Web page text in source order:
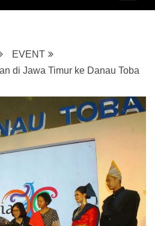
EVENT
di Jawa Timur ke Danau Toba